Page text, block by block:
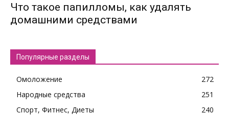
Что такое папилломы, как удалять
домашними средствами
Популярные разделы
Омоложение
272
Народные средства
251
Спорт, Фитнес, Диеты
240